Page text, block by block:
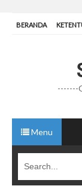
BERANDA
-------
Menu